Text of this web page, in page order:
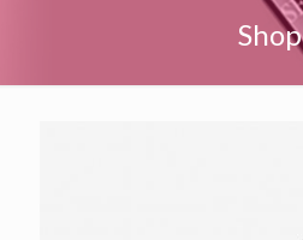
Shop